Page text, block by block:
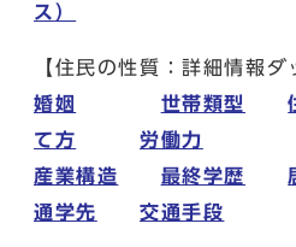
ス）
【住民の性質：詳細情報ダ
婚姻
世帯類型
て方
労働力
産業構造
最終学歴
通学先
交通手段